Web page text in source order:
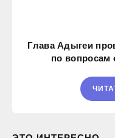
Глава Адыгеи
по вопросам